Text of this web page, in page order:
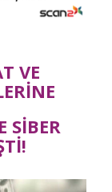
VE
SİBER